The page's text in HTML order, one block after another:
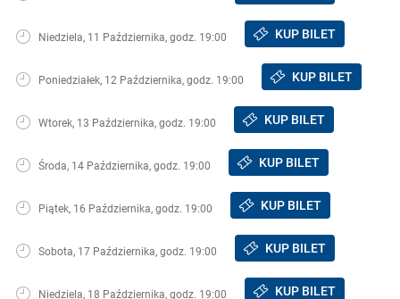
Niedziela, 11 Października, godz. 19:00 KUP BILET
Poniedziałek, 12 Października, godz. 19:00 KUP BILET
Wtorek, 13 Października, godz. 19:00 KUP BILET
Środa, 14 Października, godz. 19:00 KUP BILET
Piątek, 16 Października, godz. 19:00 KUP BILET
Sobota, 17 Października, godz. 19:00 KUP BILET
Niedziela, 18 Października, godz. 19:00 KUP BILET